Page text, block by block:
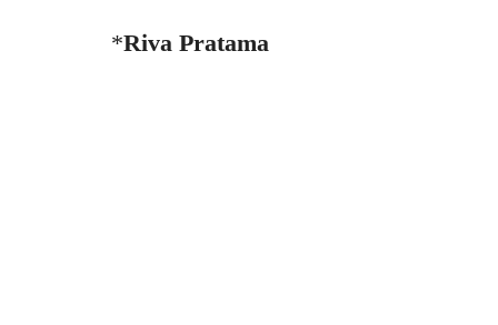
*Riva Pratama